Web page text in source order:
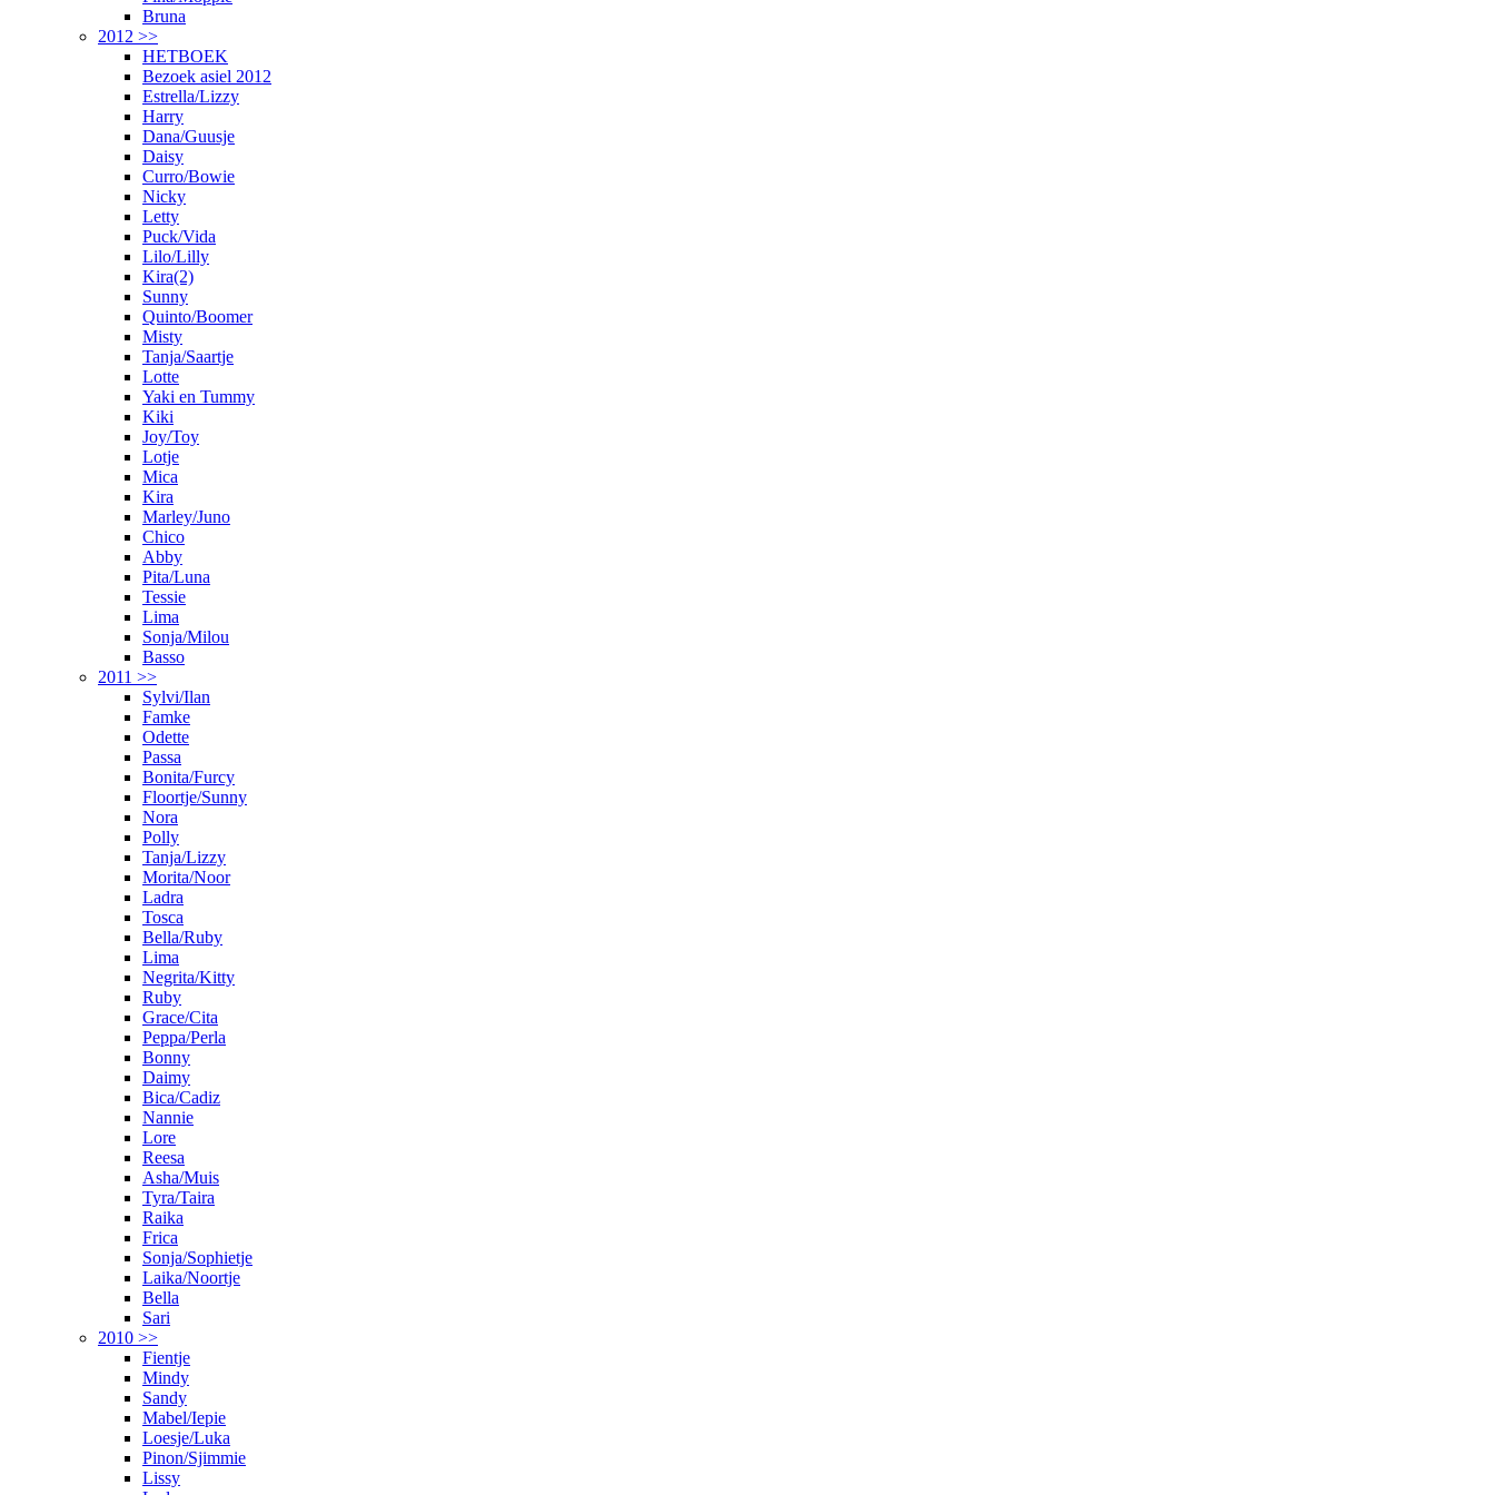
Bruna
2012 >>
HETBOEK
Bezoek asiel 2012
Estrella/Lizzy
Harry
Dana/Guusje
Daisy
Curro/Bowie
Nicky
Letty
Puck/Vida
Lilo/Lilly
Kira(2)
Sunny
Quinto/Boomer
Misty
Tanja/Saartje
Lotte
Yaki en Tummy
Kiki
Joy/Toy
Lotje
Mica
Kira
Marley/Juno
Chico
Abby
Pita/Luna
Tessie
Lima
Sonja/Milou
Basso
2011 >>
Sylvi/Ilan
Famke
Odette
Passa
Bonita/Furcy
Floortje/Sunny
Nora
Polly
Tanja/Lizzy
Morita/Noor
Ladra
Tosca
Bella/Ruby
Lima
Negrita/Kitty
Ruby
Grace/Cita
Peppa/Perla
Bonny
Daimy
Bica/Cadiz
Nannie
Lore
Reesa
Asha/Muis
Tyra/Taira
Raika
Frica
Sonja/Sophietje
Laika/Noortje
Bella
Sari
2010 >>
Fientje
Mindy
Sandy
Mabel/Iepie
Loesje/Luka
Pinon/Sjimmie
Lissy